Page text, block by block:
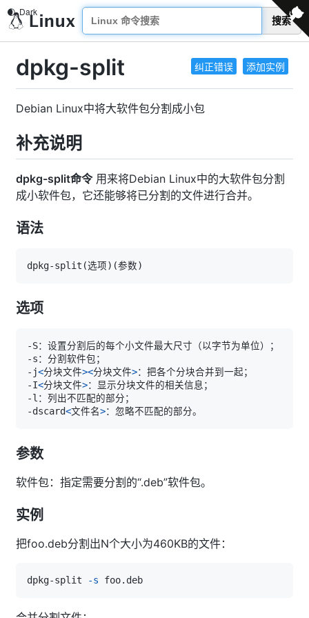
搜索
纠正错误 添加实例
dpkg-split
Debian Linux中将大软件包分割成小包
补充说明
dpkg-split命令用来将Debian Linux中的大软件包分割
成小软件包，它还能够将已分割的文件进行合并。
语法
dpkg-split (选项) (参数)
选项
-j<分块文件><分块文件>
-I<分块文件>
-dscard<文件名>
参数
软件包：指定需要分割的“.deb”软件包。
实例
把foo.deb分割出N个大小为460KB的文件：
dpkg-split -s